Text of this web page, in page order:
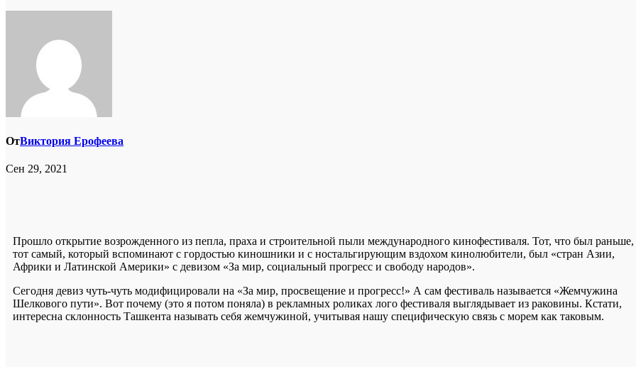
ОтВиктория Ерофеева
Сен 29, 2021
Прошло открытие возрожденного из пепла, праха и строительной пыли международного кинофестиваля. Тот, что был
тот самый, который вспоминают с гордостью киношники и с ностальгирующим вздохом кинолюбители, был «стран Азии,
Африки и Латинской Америки» с девизом «За мир, социальный прогресс и свободу народов».
Сегодня девиз чуть-чуть модифицировали на «За мир, просвещение и прогресс!» А сам фестиваль называется «Жемчужина
Шелкового пути». Вот почему (это я потом поняла) в рекламных роликах лого фестиваля выглядывает из раковины. Кстати,
интересна склонность Ташкента называть себя жемчужиной, учитывая нашу специфическую связь с морем как таковым.